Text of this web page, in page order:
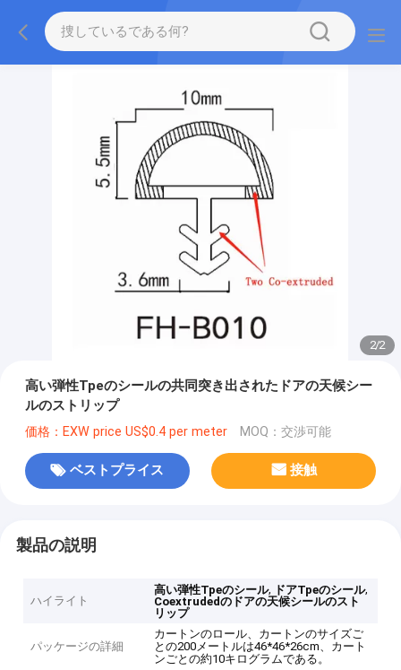
2/2
高い弾性Tpeのシールの共同突き出されたドアの天候シー
ルのストリップ
価格：EXW price US$0.4 per meter MOQ：交渉可能
ベストプライス 接触
製品の説明
ハイライト
高い弾性Tpeのシール, ドアTpeのシール,
Coextrudedのドアの天候シールのスト
リップ
パッケージの詳細
カートンのロール、カートンのサイズご
との200メートルは46*46*26cm、カート
ンごとの約10キログラムである。